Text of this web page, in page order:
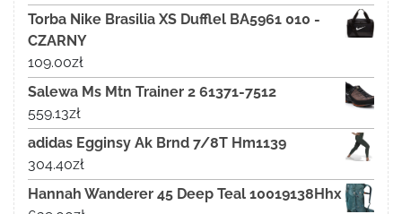
Torba Nike Brasilia XS Dufflel BA5961 010 -
CZARNY
109.00zł
Salewa Ms Mtn Trainer 2 61371-7512
559.13zł
adidas Egginsy Ak Brnd 7/8T Hm1139
304.40zł
Hannah Wanderer 45 Deep Teal 10019138Hhx